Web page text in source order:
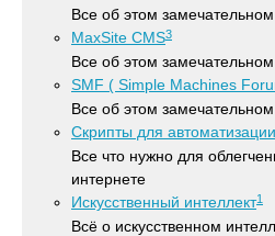
Все об этом
MaxSite CMS3
Все об этом
SMF ( Simple Machines
Все об этом
Скрипты для автоматизации
Все что нужно для
интернете
Искусственный интеллект1
Всё о искусственном